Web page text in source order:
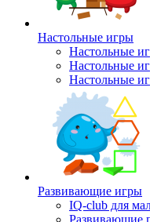
Настольные игры
Настольные
Настольные
Настольные
Развивающие игры
IQ-club для
Развивающие